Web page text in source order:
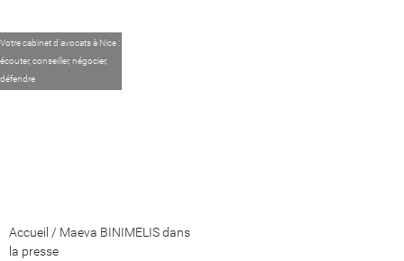
Votre cabinet d'avocats à Nice :
écouter, conseiller, négocier,
défendre
Accueil / Maeva BINIMELIS dans
la presse